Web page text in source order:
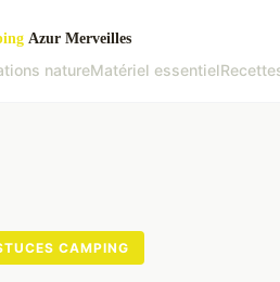
natureMatériel essentiel
CAMPING